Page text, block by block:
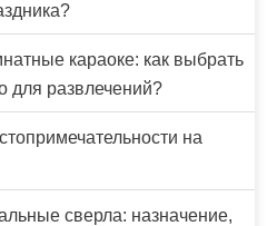
караоке: как выбрать
для развлечений?
на
сверла: назначение,